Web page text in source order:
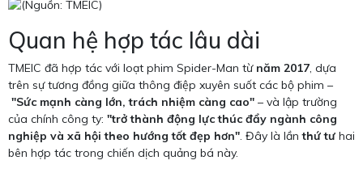
Quan hệ hợp tác lâu dài
TMEIC đã hợp tác với loạt phim Spider-Man từ năm 2017, dựa
trên sự tương đồng giữa thông điệp xuyên suốt các bộ phim –
"Sức mạnh càng lớn, trách nhiệm càng cao" – và lập trường
của chính công ty: "trở thành động lực thúc đẩy ngành công
nghiệp và xã hội theo hướng tốt đẹp hơn". Đây là lầnthứ tư hai
bên hợp tác trong chiến dịch quảng bá này.